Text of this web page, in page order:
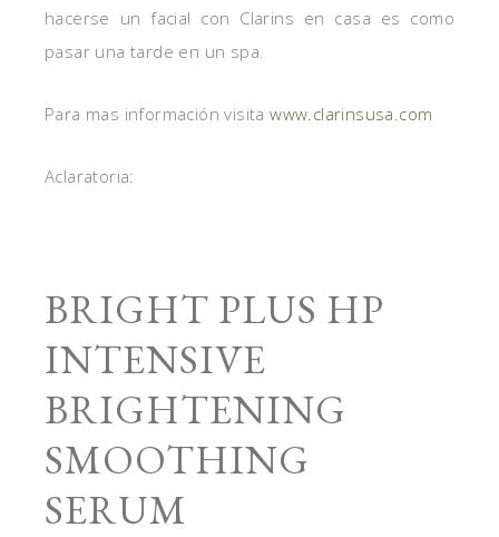
hacerse un facial con Clarins en casa es como
pasar una tarde en un spa.
Para mas información visitawww.clarinsusa.com
Aclaratoria:
BRIGHT PLUS HP
INTENSIVE
BRIGHTENING
SMOOTHING
SERUM